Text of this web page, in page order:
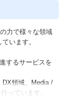
力で様々な領域
います。
するサービスを
DX領域、Media /
っています。